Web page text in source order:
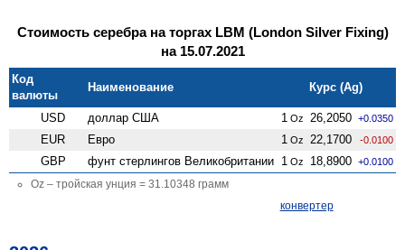
Стоимость серебра на торгах LBM (London Silver Fixing)
на 15.07.2021
Код
валюты
Наименование Курс (Ag)
USD доллар США 1 Oz 26,2050 +0.0350
EUR Евро 1 Oz 22,1700 -0.0100
GBP фунт стерлингов Велико­британии 1 Oz 18,8900 +0.0100
Oz – тройская унция = 31.10348 грамм
конвертер